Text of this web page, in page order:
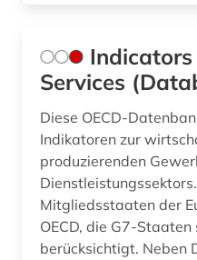
indikator (2)
industrie (4)
industriestaaten (1)
institution (1)
Services
Diese OECD-
Indikatoren zur
produzierenden
Mitgliedsstaaten der
OECD, die G7-
berücksichtigt. Neben